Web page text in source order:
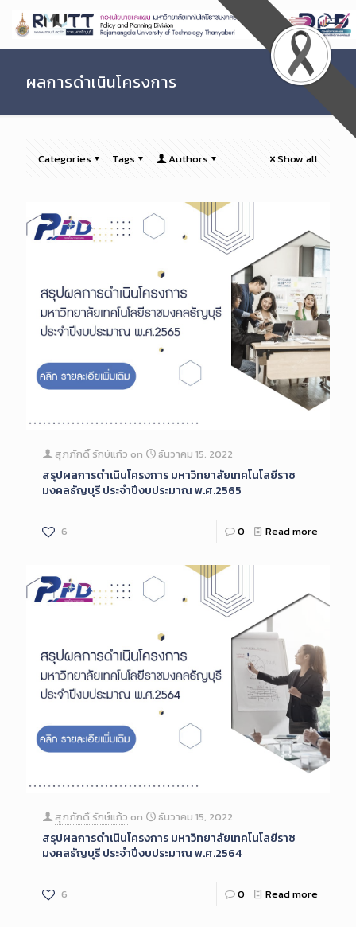
Content
ผลการดำเนินโครงการ
Categories Tags Authors Show all
สุภภักดิ์ รักษ์แก้ว on ธันวาคม 15, 2022
สรุปผลการดำเนินโครงการ มหาวิทยาลัยเทคโนโลยีราช
มงคลธัญบุรี ประจำปีงบประมาณ พ.ศ.2565
6 0 Read more
สุภภักดิ์ รักษ์แก้ว on ธันวาคม 15, 2022
สรุปผลการดำเนินโครงการ มหาวิทยาลัยเทคโนโลยีราช
มงคลธัญบุรี ประจำปีงบประมาณ พ.ศ.2564
6 0 Read more